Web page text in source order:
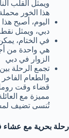
ويمثل القلب
هذا الخور
اليوم، أصبح
دبي، ويمثل
في الختام،
هي واحدة من
الزوار في دبي
تجمع الرحلة بين
والطعام
قضاء وقت
مميزة مع
تُنسى تضيف
رحلة بحرية مع عشاء